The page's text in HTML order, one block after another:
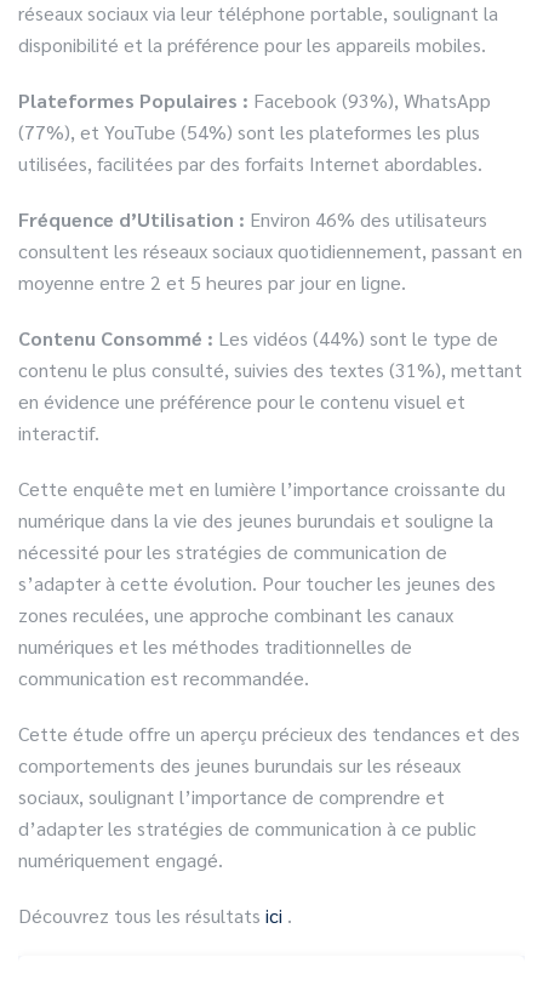
réseaux sociaux via leur téléphone portable, soulignant la
disponibilité et la préférence pour les appareils mobiles.
Plateformes Populaires : Facebook (93%), WhatsApp
(77%), et YouTube (54%) sont les plateformes les plus
utilisées, facilitées par des forfaits Internet abordables.
Fréquence d’Utilisation : Environ 46% des utilisateurs
consultent les réseaux sociaux quotidiennement, passant en
moyenne entre 2 et 5 heures par jour en ligne.
Contenu Consommé : Les vidéos (44%) sont le type de
contenu le plus consulté, suivies des textes (31%), mettant
en évidence une préférence pour le contenu visuel et
interactif.
Cette enquête met en lumière l’importance croissante du
numérique dans la vie des jeunes burundais et souligne la
nécessité pour les stratégies de communication de
s’adapter à cette évolution. Pour toucher les jeunes des
zones reculées, une approche combinant les canaux
numériques et les méthodes traditionnelles de
communication est recommandée.
Cette étude offre un aperçu précieux des tendances et des
comportements des jeunes burundais sur les réseaux
sociaux, soulignant l’importance de comprendre et
d’adapter les stratégies de communication à ce public
numériquement engagé.
Découvrez tous les résultats ici .